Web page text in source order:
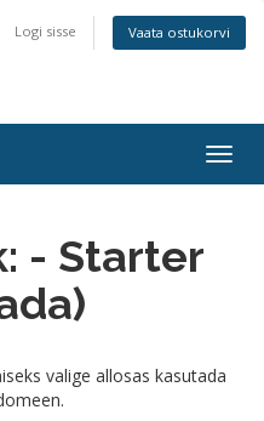
Logi sisse Vaata ostukorvi
- Starter
valige allosas kasutada